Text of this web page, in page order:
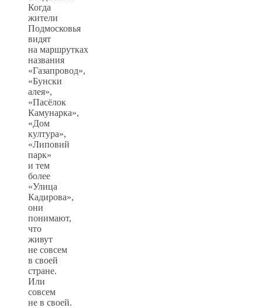
Когда
жители
Подмосковья
видят
на маршрутках
названия
«Газапровод»,
«Бунски
алея»,
«Пасёлок
Камунарка»,
«Дом
култура»,
«Липовий
парк»
и тем
более
«Улица
Кадирова»,
они
понимают,
что
живут
не совсем
в своей
стране.
Или
совсем
не в своей.